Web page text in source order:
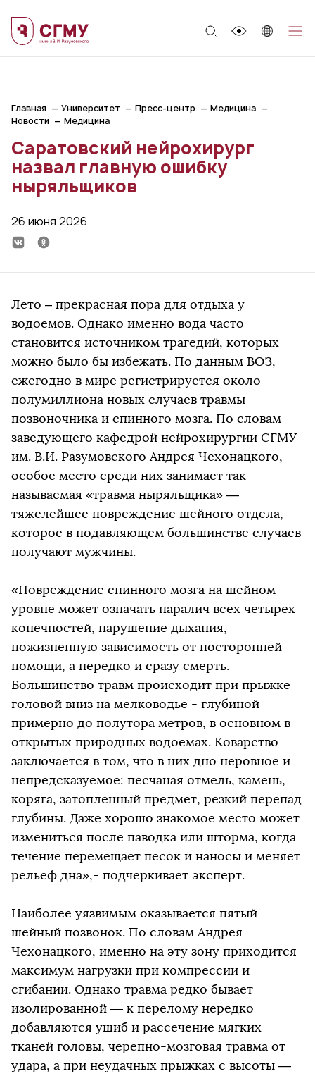
Главная Университет Пресс-центр
Медицина
Новости
Медицина
Саратовский нейрохирург
назвал главную ошибку
ныряльщиков
26 июня 2026
Лето – прекрасная пора для отдыха у
водоемов. Однако именно вода часто
становится источником трагедий, которых
можно было бы избежать. По данным ВОЗ,
ежегодно в мире регистрируется около
полумиллиона новых случаев травмы
позвоночника и спинного мозга. По словам
заведующего кафедрой нейрохирургии СГМУ
им. В.И. Разумовского Андрея Чехонацкого,
особое место среди них занимает так
называемая «травма ныряльщика» —
тяжелейшее повреждение шейного отдела,
которое в подавляющем большинстве случаев
получают мужчины.
«Повреждение спинного мозга на шейном
уровне может означать паралич всех четырех
конечностей, нарушение дыхания,
пожизненную зависимость от посторонней
помощи, а нередко и сразу смерть.
Большинство травм происходит при прыжке
головой вниз на мелководье - глубиной
примерно до полутора метров, в основном в
открытых природных водоемах. Коварство
заключается в том, что в них дно неровное и
непредсказуемое: песчаная отмель, камень,
коряга, затопленный предмет, резкий перепад
глубины. Даже хорошо знакомое место может
измениться после паводка или шторма, когда
течение перемещает песок и наносы и меняет
рельеф дна»,- подчеркивает эксперт.
Наиболее уязвимым оказывается пятый
шейный позвонок. По словам Андрея
Чехонацкого, именно на эту зону приходится
максимум нагрузки при компрессии и
сгибании. Однако травма редко бывает
изолированной — к перелому нередко
добавляются ушиб и рассечение мягких
тканей головы, черепно-мозговая травма от
удара, а при неудачных прыжках с высоты —